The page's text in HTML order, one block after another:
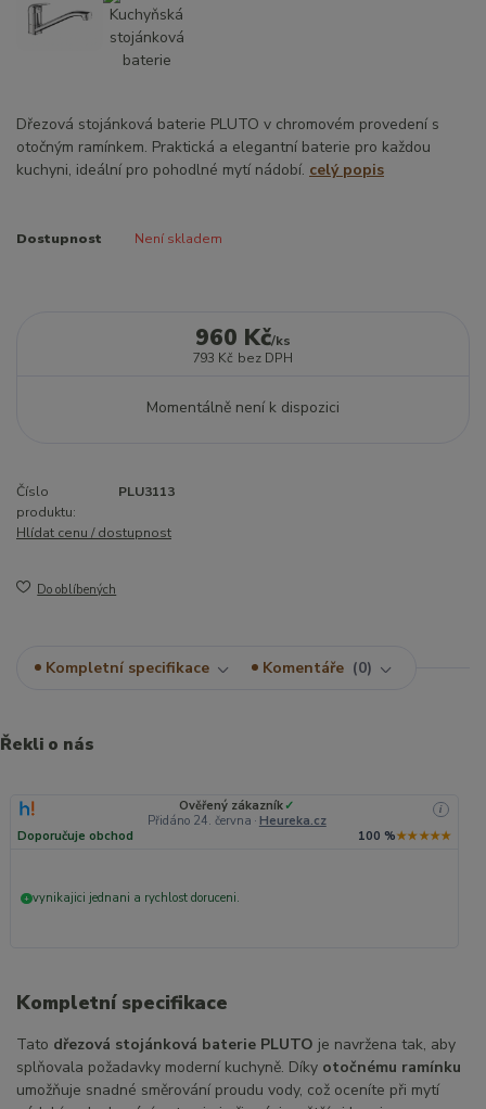
Dřezová stojánková baterie PLUTO v chromovém provedení s
otočným ramínkem. Praktická a elegantní baterie pro každou
kuchyni, ideální pro pohodlné mytí nádobí. celý popis
Dostupnost Není skladem
960 Kč/ks
793 Kč bez DPH
Momentálně není k dispozici
Číslo
produktu:
PLU3113
Hlídat cenu / dostupnost
Do oblíbených
Kompletní specifikace Komentáře 0
Řekli o nás
Ověřený zákazník ✓
Přidáno 24. června · Heureka.cz
i
Doporučuje obchod 100 %★★★★★
+ vynikajici jednani a rychlost doruceni.
Kompletní specifikace
Tato dřezová stojánková baterie PLUTO je navržena tak, aby
splňovala požadavky moderní kuchyně. Díky otočnému ramínku
umožňuje snadné směrování proudu vody, což oceníte při mytí